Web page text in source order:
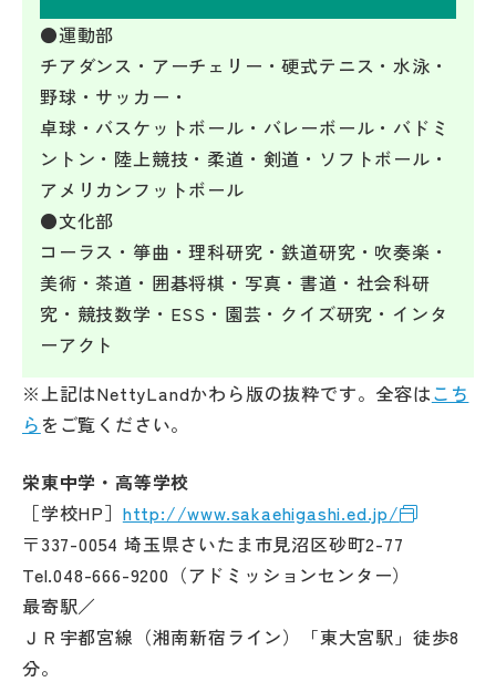
●運動部
チアダンス・アーチェリー・硬式テニス・水泳・
野球・サッカー・
卓球・バスケットボール・バレーボール・バドミ
ントン・陸上競技・柔道・剣道・ソフトボール・
アメリカンフットボール
●文化部
コーラス・箏曲・理科研究・鉄道研究・吹奏楽・
美術・茶道・囲碁将棋・写真・書道・社会科研
究・競技数学・ESS・園芸・クイズ研究・インタ
ーアクト
※上記はNettyLandかわら版の抜粋です。全容はこち
ら をご覧ください。
栄東中学・高等学校
［学校HP］ http://www.sakaehigashi.ed.jp/
〒337-0054 埼玉県さいたま市見沼区砂町2-77
Tel.048-666-9200（アドミッションセンター）
最寄駅／
ＪＲ宇都宮線（湘南新宿ライン）「東大宮駅」徒歩8
分。